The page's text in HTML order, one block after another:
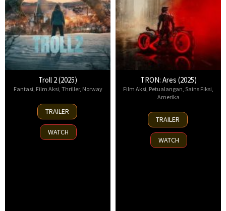
Troll 2 (2025)
Fantasi Film Aksi Thriller, Norway
30
Nov
2025
TRAILER
WATCH
TRON: Ares (2025)
Film Aksi Petualangan Sains Fiksi
Amerika
8
Oct
2025
TRAILER
WATCH